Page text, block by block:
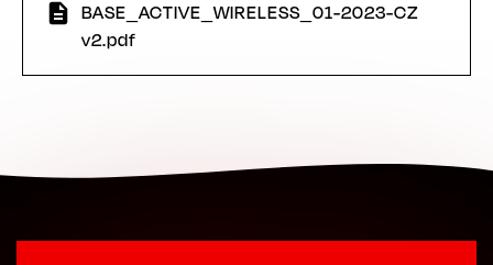
BASE_ACTIVE_WIRELESS_01-2023-CZ
v2.pdf